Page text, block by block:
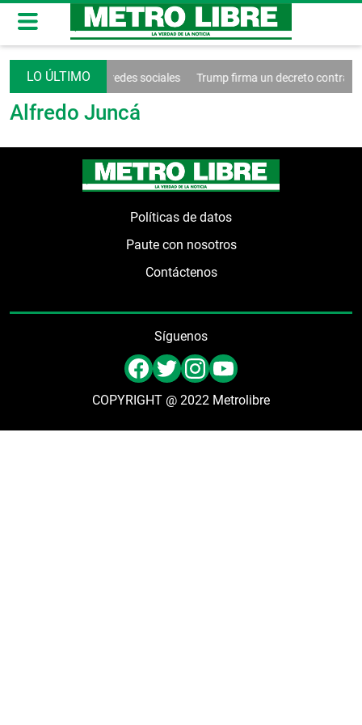
el control de las redes sociales Trump firma un decreto contra el
Alfredo Juncá
Políticas de datos
Paute con nosotros
Contáctenos
Síguenos
COPYRIGHT @ 2022 Metrolibre